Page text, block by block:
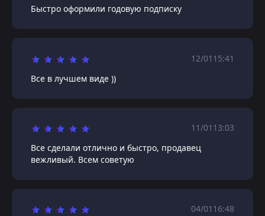
Быстро оформили годовую подписку
12/01 15:41
Все в лучшем виде ))
11/01 13:03
Все сделали отлично и быстро, продавец
вежливый. Всем советую
04/01 16:48